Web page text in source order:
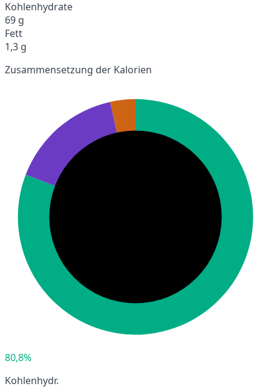
Kohlenhydrate
69 g
Fett
1,3 g
Zusammensetzung der Kalorien
80,8%
Kohlenhydr.